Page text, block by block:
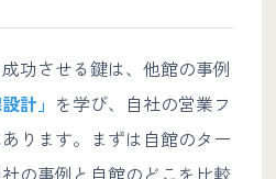
功させる鍵は、他館の事例
計」 を学び、自社の営業フ
ります。まずは自館のター
の事例と自館のどこを比較